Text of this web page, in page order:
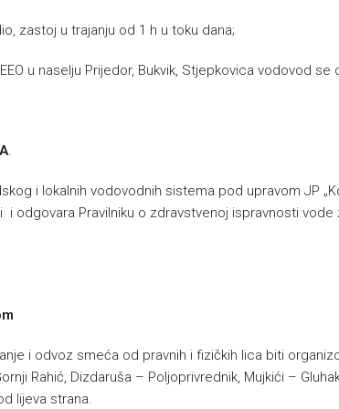
zastoj u trajanju od 1 h u toku dana;
u naselju Prijedor, Bukvik, Stjepkovica vodovod se
.
i lokalnih vodovodnih sistema pod upravom JP
i odgovara Pravilniku o zdravstvenoj ispravnosti vode
i odvoz smeća od pravnih i fizičkih lica biti
Rahić, Dizdaruša – Poljoprivrednik, Mujkići –
lijeva strana.